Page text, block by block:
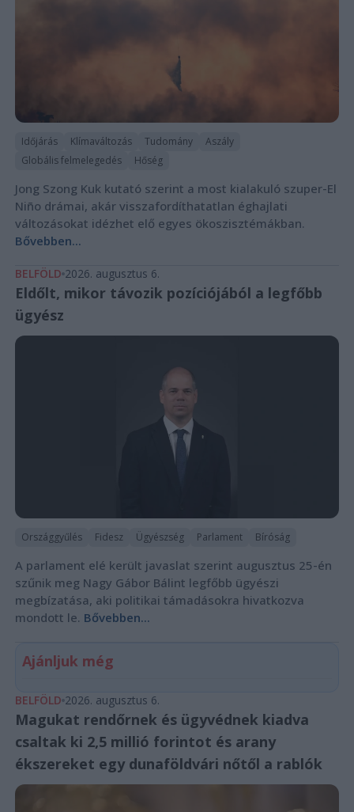
Időjárás Klímaváltozás Tudomány
Aszály
Globális felmelegedés
Hőség
Jong Szong Kuk kutató szerint a most kialakuló szuper-El
Niño drámai, akár visszafordíthatatlan éghajlati
változásokat idézhet elő egyes ökoszisztémákban.
Bővebben...
BELFÖLD 2026. augusztus 6.
Eldőlt, mikor távozik pozíciójából a legfőbb
ügyész
Országgyűlés Fidesz Ügyészség Parlament Bíróság
A parlament elé került javaslat szerint augusztus 25-én
szűnik meg Nagy Gábor Bálint legfőbb ügyészi
megbízatása, aki politikai támadásokra hivatkozva
mondott le. Bővebben...
Ajánljuk még
BELFÖLD 2026. augusztus 6.
Magukat rendőrnek és ügyvédnek kiadva
csaltak ki 2,5 millió forintot és arany
ékszereket egy dunaföldvári nőtől a rablók